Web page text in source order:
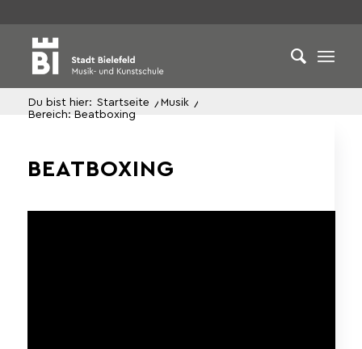
Du bist hier: Startseite /Musik /
Bereich: Beatboxing
BEATBOXING